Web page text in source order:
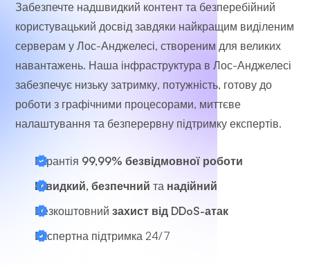
Забезпечте надшвидкий контент та безперебійний
користувацький досвід завдяки найкращим виділеним
серверам у Лос-Анджелесі, створеним для великих
навантажень. Наша інфраструктура в Лос-Анджелесі
забезпечує низьку затримку, потужність, готову до
роботи з графічними процесорами, миттєве
налаштування та безперервну підтримку експертів.
Гарантія 99,99% безвідмовної роботи
Швидкий, безпечний та надійний
Безкоштовний захист від DDoS-атак
Експертна підтримка 24/7